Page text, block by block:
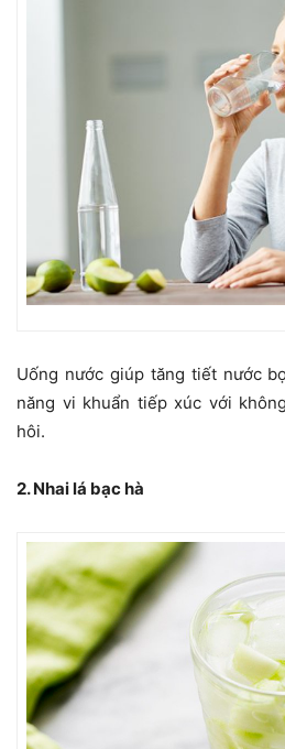
Uống nước giúp tăng tiết nước
năng vi khuẩn tiếp xúc với
hôi.
2. Nhai lá bạc hà